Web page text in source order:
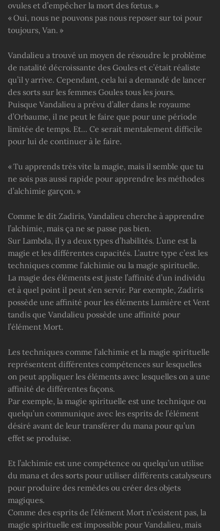
ovules et d’empêcher la mort des fœtus. »
« Oui, nous ne pouvons pas nous reposer sur toi pour
toujours, Van. »
Vandalieu a trouvé un moyen de résoudre le problème
de natalité décroissante des Goules et c’était réaliste
qu’il y arrive. Cependant, cela lui a demandé de lancer
des sorts sur les femmes Goules tous les jours.
Puisque Vandalieu a prévu d’aller dans le royaume
d’Orbaume, il ne peut le faire que pour une période
limitée de temps. Et… Ce serait mentalement difficile
pour lui de continuer à le faire.
« Tu apprends très vite la magie, mais il semble que tu
ne sois pas aussi rapide pour apprendre les méthodes
d’alchimie garçon. »
Comme le dit Zadiris, Vandalieu cherche à apprendre
l’alchimie, mais ça ne se passe pas bien.
Sur Lambda, il y a deux types d’habilités. L’une est la
magie et les différentes capacités. L’autre type c’est les
techniques comme l’alchimie ou la magie spirituelle.
La magie des éléments est juste l’affinité d’un individu
et à quel point il peut s’en servir. Par exemple, Zadiris
possède une affinité pour les éléments Lumière et Vent
tandis que Vandalieu possède une affinité pour
l’élément Mort.
Les techniques comme l’alchimie et la magie spirituelle
représentent différentes compétences sur lesquelles
on peut appliquer les éléments avec lesquelles on a une
affinité de différentes façons.
Par exemple, la magie spirituelle est une technique ou
quelqu’un communique avec les esprits de l’élément
désiré avant de leur transférer du mana pour qu’un
effet se produise.
Et l’alchimie est une compétence ou quelqu’un utilise
du mana et des sorts pour utiliser différents catalyseurs
pour produire des remèdes ou créer des objets
magiques.
Comme des esprits de l’élément Mort n’existent pas, la
magie spirituelle est impossible pour Vandalieu, mais